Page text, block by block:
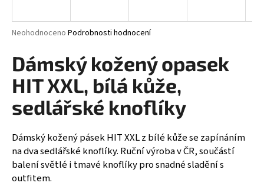
Průměrné
produktu
je
0,0
hvězdiček.
Neohodnoceno Podrobnosti hodnocení
Dámský kožený opasek
HIT XXL, bílá kůže,
sedlářské knoflíky
Dámský kožený pásek HIT XXL z bílé kůže se zapínáním
na dva sedlářské knoflíky. Ruční výroba v ČR, součástí
balení světlé i tmavé knoflíky pro snadné sladění s
outfitem.
j
t
?
HLEDAT